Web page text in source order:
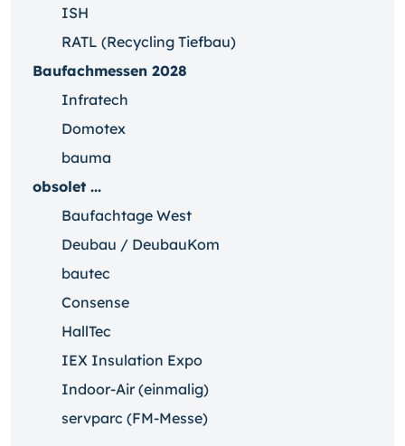
ISH
RATL (Recycling Tiefbau)
Baufachmessen 2028
Infratech
Domotex
bauma
obsolet ...
Baufachtage West
Deubau / DeubauKom
bautec
Consense
HallTec
IEX Insulation Expo
Indoor-Air (einmalig)
servparc (FM-Messe)